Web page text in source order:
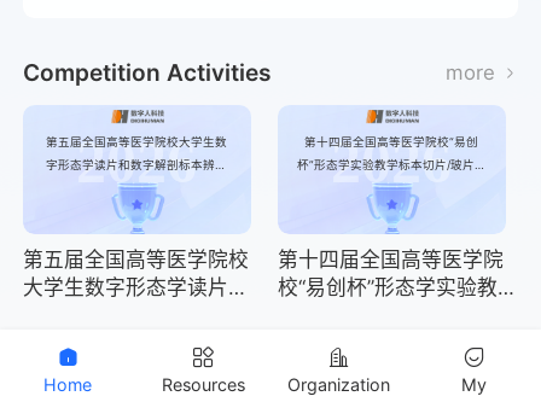
Competition Activities more
第五届全国高等医学院校大学生数
字形态学读片和数字解剖标本辨识
技能大赛
2026
第五届全国高等医学院校
大学生数字形态学读片和
第十四届全国高等医学院校“易创
杯”形态学实验教学标本切片/玻片大
赛
2026
第十四届全国高等医学院
校“易创杯”形态学实验教
第四届高等医学院校大学生数字形
态学读片和数字解剖标本辨识技能
2025
第四届高等医学院校大学生数字形
态学读片和数字解剖标本辨识技能
2025
Home Resources Organization My